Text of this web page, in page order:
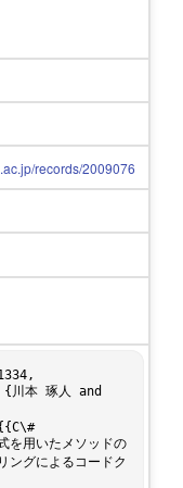
records/2009076
を用いたメソッドの
ングによるコードク